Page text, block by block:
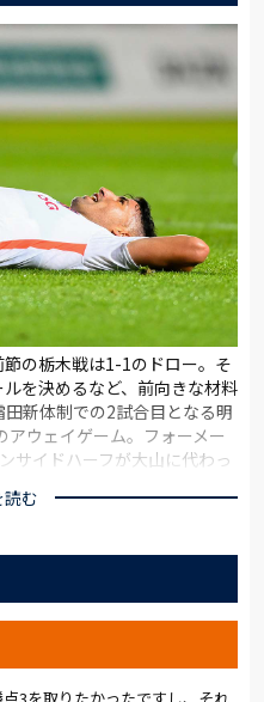
の栃木戦は1-1のドロー。そ
を決めるなど、前向きな材料
新体制での2試合目となる明
ウェイゲーム。フォーメー
サイドハーフが大山に代わっ
に集める。しかし、セカン
本のペースで進行した。変
ールを持った松田がドリブ
ツーからシュート。「攻撃
いる。試合の中でチャレンジ
う」と松田が振り返るよう
む
3を取りたかったですし、それ